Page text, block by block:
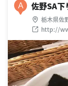
A 佐野SA下
栃木県佐
http://